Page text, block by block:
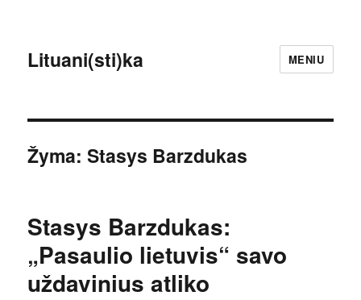
Lituani(sti)ka MENIU
Žyma:Stasys Barzdukas
Stasys Barzdukas:
„Pasaulio lietuvis“ savo
uždavinius atliko